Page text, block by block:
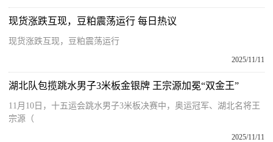
现货涨跌互现，豆粕震荡运行 每日热议
现货涨跌互现，豆粕震荡运行
2025/11/11
湖北队包揽跳水男子3米板金银牌 王宗源加冕“双金王”
11月10日，十五运会跳水男子3米板决赛中，奥运冠军、湖北名将王
宗源（
2025/11/11